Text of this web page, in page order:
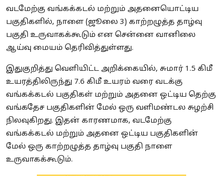
வடமேற்கு வங்கக்கடல் மற்றும் அதனையொட்டிய
பகுதிகளில், நாளை (ஜூலை 3) காற்றழுத்த தாழ்வு
பகுதி உருவாகக்கூடும் என சென்னை வானிலை
ஆய்வு மையம் தெரிவித்துள்ளது.
இதுகுறித்து வெளியிட்ட அறிக்கையில், சுமார் 1.5 கிமீ
உயரத்திலிருந்து 7.6 கிமீ உயரம் வரை வடக்கு
வங்கக்கடல் பகுதிகள் மற்றும் அதனை ஒட்டிய தெற்கு
வங்கதேச பகுதிகளின் மேல் ஒரு வளிமண்டல சுழற்சி
நிலவுகிறது. இதன் காரணமாக, வடமேற்கு
வங்கக்கடல் மற்றும் அதனை ஒட்டிய பகுதிகளின்
மேல் ஒரு காற்றழுத்த தாழ்வு பகுதி நாளை
உருவாகக்கூடும்.